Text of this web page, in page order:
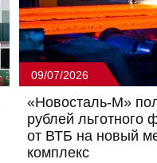
09/07/2026
«Новосталь-М»
рублей льготного
от ВТБ на новый
комплекс